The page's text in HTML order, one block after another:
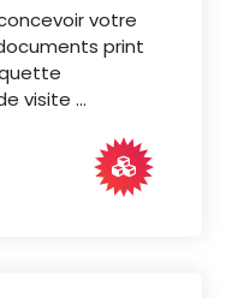
votre
print
visite ...